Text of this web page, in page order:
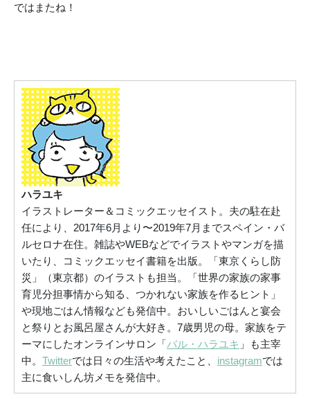
ではまたね！
ハラユキ
イラストレーター＆コミックエッセイスト。夫の駐在赴
任により、2017年6月より〜2019年7月までスペイン・バ
ルセロナ在住。雑誌やWEBなどでイラストやマンガを描
いたり、コミックエッセイ書籍を出版。「東京くらし防
災」（東京都）のイラストも担当。「世界の家族の家事
育児分担事情から知る、つかれない家族を作るヒント」
や現地ごはん情報なども発信中。おいしいごはんと宴会
と祭りとお風呂屋さんが大好き。7歳男児の母。家族をテ
ーマにしたオンラインサロン「バル・ハラユキ 」も主宰
中。 Twitterでは日々の生活や考えたこと、 instagramでは
主に食いしん坊メモを発信中。